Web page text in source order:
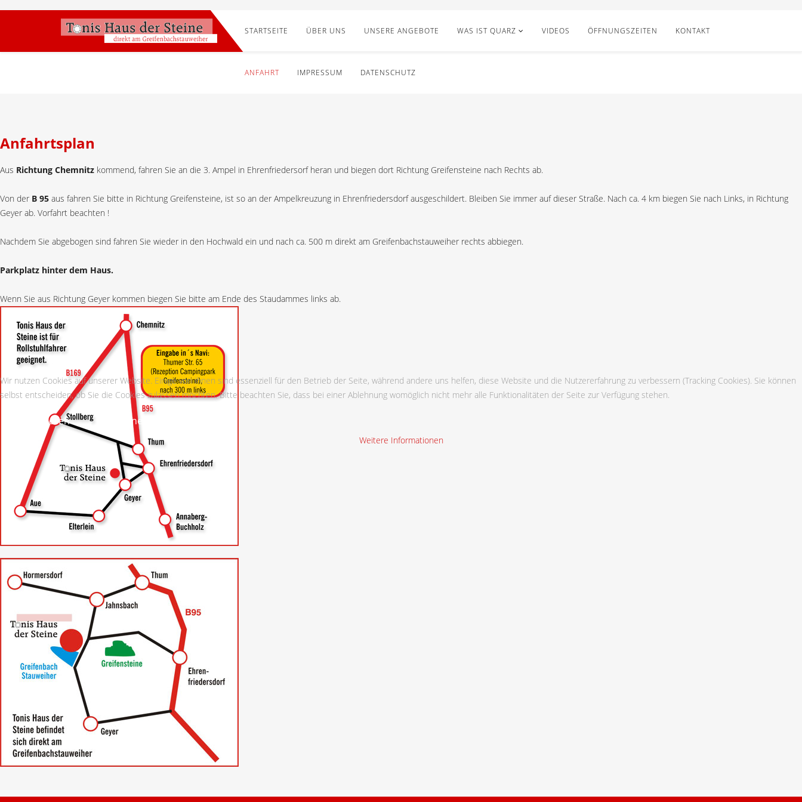
STARTSEITE ÜBER UNS UNSERE ANGEBOTE WAS IST QUARZ VIDEOS ÖFFNUNGSZEITEN KONTAKT
ANFAHRT IMPRESSUM DATENSCHUTZ
Anfahrtsplan
Aus Richtung Chemnitz kommend, fahren Sie an die 3. Ampel in Ehrenfriedersorf heran und biegen dort Richtung Greifensteine nach Rechts ab.
Von der B 95 aus fahren Sie bitte in Richtung Greifensteine, ist so an der Ampelkreuzung in Ehrenfriedersdorf ausgeschildert. Bleiben Sie immer auf dieser Straße. Nach ca. 4 km biegen Sie nach Links, in Richtung
Geyer ab. Vorfahrt beachten !
Nachdem Sie abgebogen sind fahren Sie wieder in den Hochwald ein und nach ca. 500 m direkt am Greifenbachstauweiher rechts abbiegen.
Parkplatz hinter dem Haus.
Wenn Sie aus Richtung Geyer kommen biegen Sie bitte am Ende des Staudammes links ab.
Wir nutzen Cookies auf unserer Website. Einige von ihnen sind essenziell für den Betrieb der Seite, während andere uns helfen, diese Website und die Nutzererfahrung zu verbessern (Tracking Cookies). Sie können
selbst entscheiden, ob Sie die Cookies zulassen möchten. Bitte beachten Sie, dass bei einer Ablehnung womöglich nicht mehr alle Funktionalitäten der Seite zur Verfügung stehen.
Akzeptieren Ablehnen
Weitere Informationen